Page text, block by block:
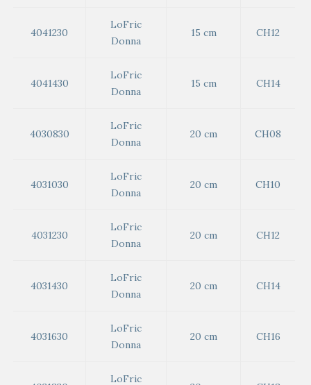
4041230
LoFric
Donna
15 cm CH12
4041430
LoFric
Donna
15 cm CH14
4030830
LoFric
Donna
20 cm CH08
4031030
LoFric
Donna
20 cm CH10
4031230
LoFric
Donna
20 cm CH12
4031430
LoFric
Donna
20 cm CH14
4031630
LoFric
Donna
20 cm CH16
LoFric